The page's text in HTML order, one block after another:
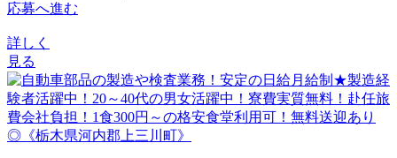
応募へ進む
詳しく
見る